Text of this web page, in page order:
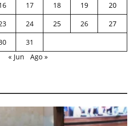
17 18 19
20
24 25 26
27
31
« Jun
Ago »